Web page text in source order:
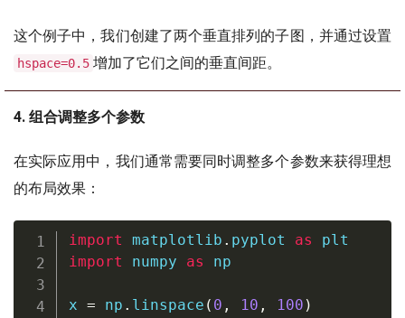
这个例子中，我们创建了两个垂直排列的子图，并通过设置
hspace=0.5 增加了它们之间的垂直间距。
4. 组合调整多个参数
在实际应用中，我们通常需要同时调整多个参数来获得理想
的布局效果：
import matplotlib . pyplot as
import numpy as np
x = np . linspace ( 0 , 10 , 100 )